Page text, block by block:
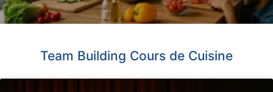
Team Building Cours de Cuisine